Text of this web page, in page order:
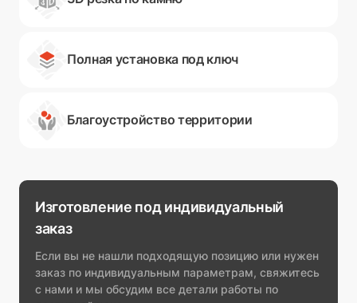
Полная установка под ключ
Благоустройство территории
Изготовление под индивидуальный
заказ
Если вы не нашли подходящую позицию или нужен
заказ по индивидуальным параметрам, свяжитесь
с нами и мы обсудим все детали работы по